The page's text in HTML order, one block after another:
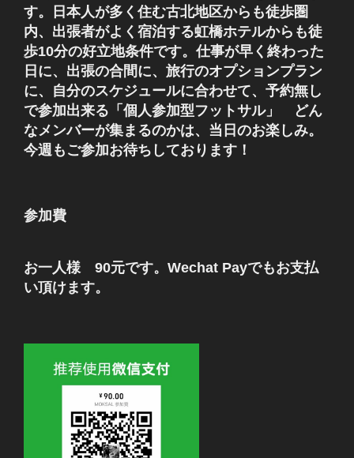
す。日本人が多く住む古北地区からも徒歩圏
内、出張者がよく宿泊する虹橋ホテルからも徒
歩10分の好立地条件です。仕事が早く終わった
日に、出張の合間に、旅行のオプションプラン
に、自分のスケジュールに合わせて、予約無し
で参加出来る「個人参加型フットサル」 どん
なメンバーが集まるのかは、当日のお楽しみ。
今週もご参加お待ちしております！
参加費
お一人様 90元です。Wechat Payでもお支払
い頂けます。